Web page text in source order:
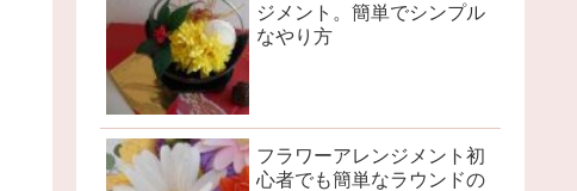
ジメント。簡単でシンプル
なやり方
フラワーアレンジメント初
心者でも簡単なラウンドの